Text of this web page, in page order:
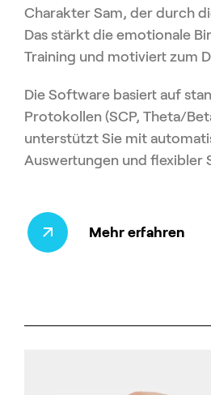
Charakter Sam, der durch
Das stärkt die emotionale
Training und motiviert zum
Die Software basiert auf
Protokollen (SCP, Theta/
unterstützt Sie mit
Auswertungen und flexibler
Mehr erfahren